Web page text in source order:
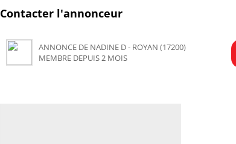
Contacter l'annonceur
ANNONCE DE NADINE D - ROYAN (17200)
MEMBRE DEPUIS 2 MOIS